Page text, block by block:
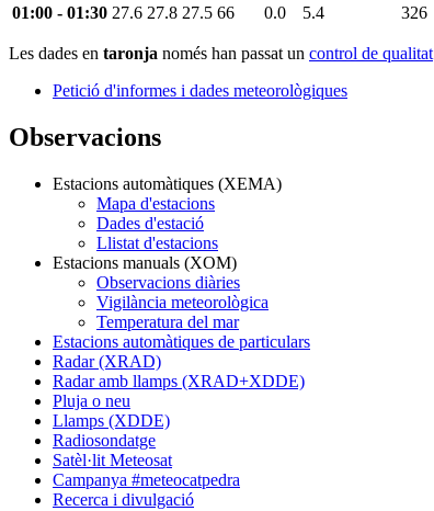
01:00 - 01:30 27.6 27.8 27.5 66 0.0 5.4 326
Les dades en taronja només han passat un control de qualitat
Petició d'informes i dades meteorològiques
Observacions
Estacions automàtiques (XEMA)
Mapa d'estacions
Dades d'estació
Llistat d'estacions
Estacions manuals (XOM)
Observacions diàries
Vigilància meteorològica
Temperatura del mar
Estacions automàtiques de particulars
Radar (XRAD)
Radar amb llamps (XRAD+XDDE)
Pluja o neu
Llamps (XDDE)
Radiosondatge
Satèl·lit Meteosat
Campanya #meteocatpedra
Recerca i divulgació